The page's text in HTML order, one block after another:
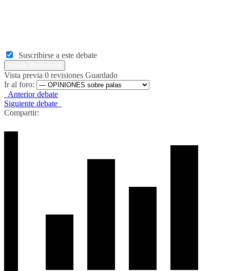
Suscribirse a este debate
Vista previa 0 revisiones Guardado
Ir al foro:
Anterior debate
Siguiente debate
Compartir: